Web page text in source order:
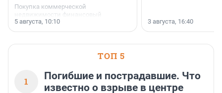
Покупка коммерческой
недвижимости финансовый
инструмент, доступный для многих
предпринимателей. Будь то новый
или готовый арендный бизнес —
успех сделки зависит от правильного
5 августа, 10:10 3 августа, 16:40
ТОП 5
1
Погибшие и пострадавшие. Что
известно о взрыве в центре